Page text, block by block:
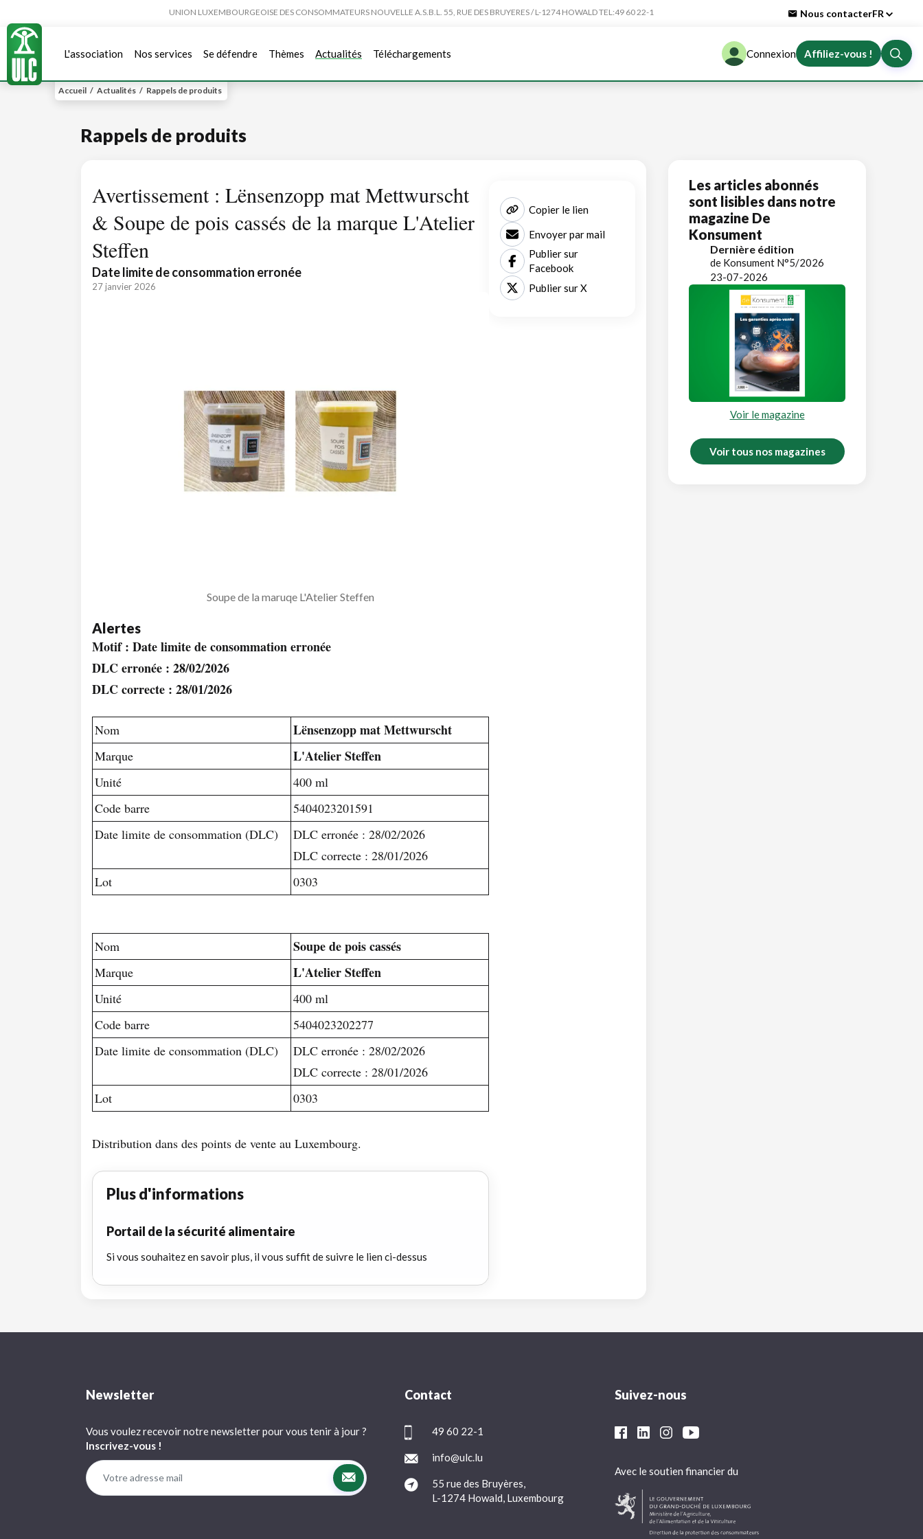
UNION LUXEMBOURGEOISE DES CONSOMMATEURS NOUVELLE A.S.B.L. 55, RUE DES BRUYERES / L-1274 HOWALD TEL:49 60 22-1 Nous contacterFR
L'association Nos services Se défendre Thèmes Actualités Téléchargements Connexion Affiliez-vous !
Accueil / Actualités / Rappels de produits
Rappels de produits
Avertissement : Lënsenzopp mat Mettwurscht
& Soupe de pois cassés de la marque L'Atelier
Steffen
Date limite de consommation erronée
27 janvier 2026
Soupe de la maruqe L'Atelier Steffen
Alertes
Motif : Date limite de consommation erronée
DLC erronée : 28/02/2026
DLC correcte : 28/01/2026
Nom Lënsenzopp mat Mettwurscht
Marque L'Atelier Steffen
Unité
400 ml
Code barre
5404023201591
Date limite de consommation (DLC)
DLC erronée : 28/02/2026
DLC correcte : 28/01/2026
Lot
0303
Nom Soupe de pois cassés
Marque L'Atelier Steffen
Unité
400 ml
Code barre
5404023202277
Date limite de consommation (DLC)
DLC erronée : 28/02/2026
DLC correcte : 28/01/2026
Lot
0303
Distribution dans des points de vente au Luxembourg.
Plus d'informations
Portail de la sécurité alimentaire
Si vous souhaitez en savoir plus, il vous suffit de suivre le lien ci-dessus
Copier le lien
Envoyer par mail
Publier sur
Facebook
Publier sur X
Les articles abonnés
sont lisibles dans notre
magazine De
Konsument
Dernière édition
de Konsument N°5/2026
23-07-2026
Voir le magazine
Voir tous nos magazines
Newsletter
Vous voulez recevoir notre newsletter pour vous tenir à jour ?
Inscrivez-vous !
Contact
49 60 22-1
info@ulc.lu
55 rue des Bruyères,
L-1274 Howald, Luxembourg
Suivez-nous
Avec le soutien financier du